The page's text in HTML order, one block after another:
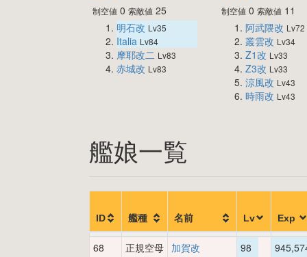
制空値 0 索敵値 25
明石改 Lv35
Italia Lv84
摩耶改二 Lv83
赤城改 Lv83
制空値0 索敵値11
阿武隈改 Lv72
叢雲改 Lv34
Z1改 Lv33
Z3改 Lv33
涼風改 Lv43
時雨改 Lv43
艦娘一覧
ID 艦種 名前 Lv Exp
68 正規空母 加賀改 98